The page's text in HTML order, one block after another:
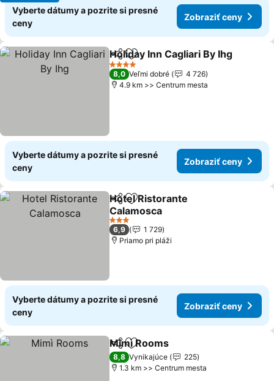
Vyberte dátumy a pozrite si presné
ceny
Zobraziť ceny
ZdieľaťPridať do obľúbených
Holiday Inn Cagliari By Ihg
4 Počet hviezdičiek
8,0 Veľmi dobré
4 726
4.9 km >> Centrum mesta
Vyberte dátumy a pozrite si presné
ceny
Zobraziť ceny
ZdieľaťPridať do obľúbených
Hotel Ristorante
Calamosca
3 Počet hviezdičiek
6,9
1 729
Priamo pri pláži
Vyberte dátumy a pozrite si presné
ceny
Zobraziť ceny
ZdieľaťPridať do obľúbených
Mimì Rooms
8,8 Vynikajúce
225
1.3 km >> Centrum mesta